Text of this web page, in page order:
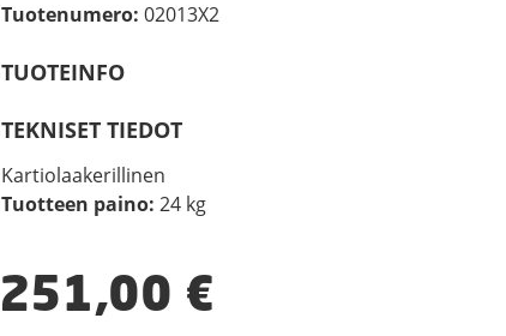
Tuotenumero: 02013X2
TUOTEINFO
TEKNISET TIEDOT
Kartiolaakerillinen
Tuotteen paino: 24 kg
251,00 €